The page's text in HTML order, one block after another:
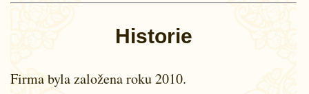
Historie
Firma byla založena roku 2010.